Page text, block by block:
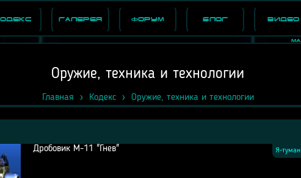
Галерея Форум Блог Видео
Главная Кодекс Оружие, техника и технологии
Оружие, техника и технологии
Я-туман
Дробовик М-11 "Гнев"